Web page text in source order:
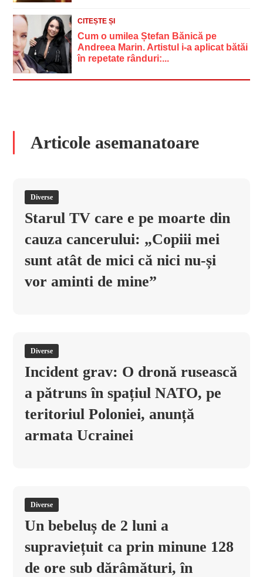
CITEȘTE ȘI
Cum o umilea Ștefan Bănică pe
Andreea Marin. Artistul i-a aplicat bătăi
în repetate rânduri:...
Articole asemanatoare
Diverse
Starul TV care e pe moarte din
cauza cancerului: „Copiii mei
sunt atât de mici că nici nu-și
vor aminti de mine”
Diverse
Incident grav: O dronă rusească
a pătruns în spațiul NATO, pe
teritoriul Poloniei, anunță
armata Ucrainei
Diverse
Un bebeluș de 2 luni a
supraviețuit ca prin minune 128
de ore sub dărâmături, în